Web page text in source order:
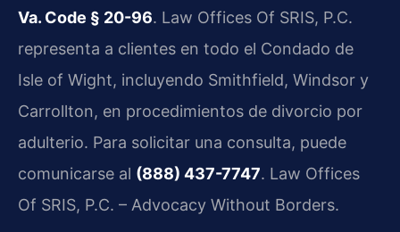
Va. Code § 20-96. Law Offices Of SRIS, P.C.
representa a clientes en todo el Condado de
Isle of Wight, incluyendo Smithfield, Windsor y
Carrollton, en procedimientos de divorcio por
adulterio. Para solicitar una consulta, puede
comunicarse al (888) 437-7747. Law Offices
Of SRIS, P.C. – Advocacy Without Borders.